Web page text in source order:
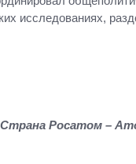
исследованиях,
Росатом –